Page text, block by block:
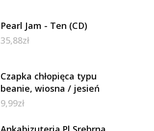
Pearl Jam - Ten (CD)
35,88zł
Czapka chłopięca typu
beanie, wiosna / jesień
9,99zł